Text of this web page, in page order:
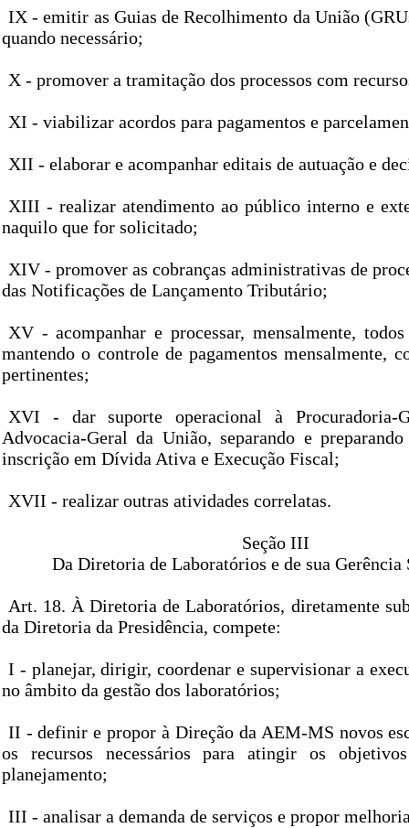
IX - emitir as Guias de Recolhimento da União
quando necessário;
X - promover a tramitação dos processos com
XI - viabilizar acordos para pagamentos e
XII - elaborar e acompanhar editais de autuação e
XIII - realizar atendimento ao público interno e
naquilo que for solicitado;
XIV - promover as cobranças administrativas de
das Notificações de Lançamento Tributário;
XV - acompanhar e processar, mensalmente,
mantendo o controle de pagamentos mensalmente,
pertinentes;
XVI - dar suporte operacional à Procuradoria-
Advocacia-Geral da União, separando e
inscrição em Dívida Ativa e Execução Fiscal;
XVII - realizar outras atividades correlatas.
Seção III
Da Diretoria de Laboratórios e de sua Gerência
Art. 18. À Diretoria de Laboratórios, diretamente
da Diretoria da Presidência, compete:
I - planejar, dirigir, coordenar e supervisionar a
no âmbito da gestão dos laboratórios;
II - definir e propor à Direção da AEM-MS novos
os recursos necessários para atingir os
planejamento;
III - analisar a demanda de serviços e propor